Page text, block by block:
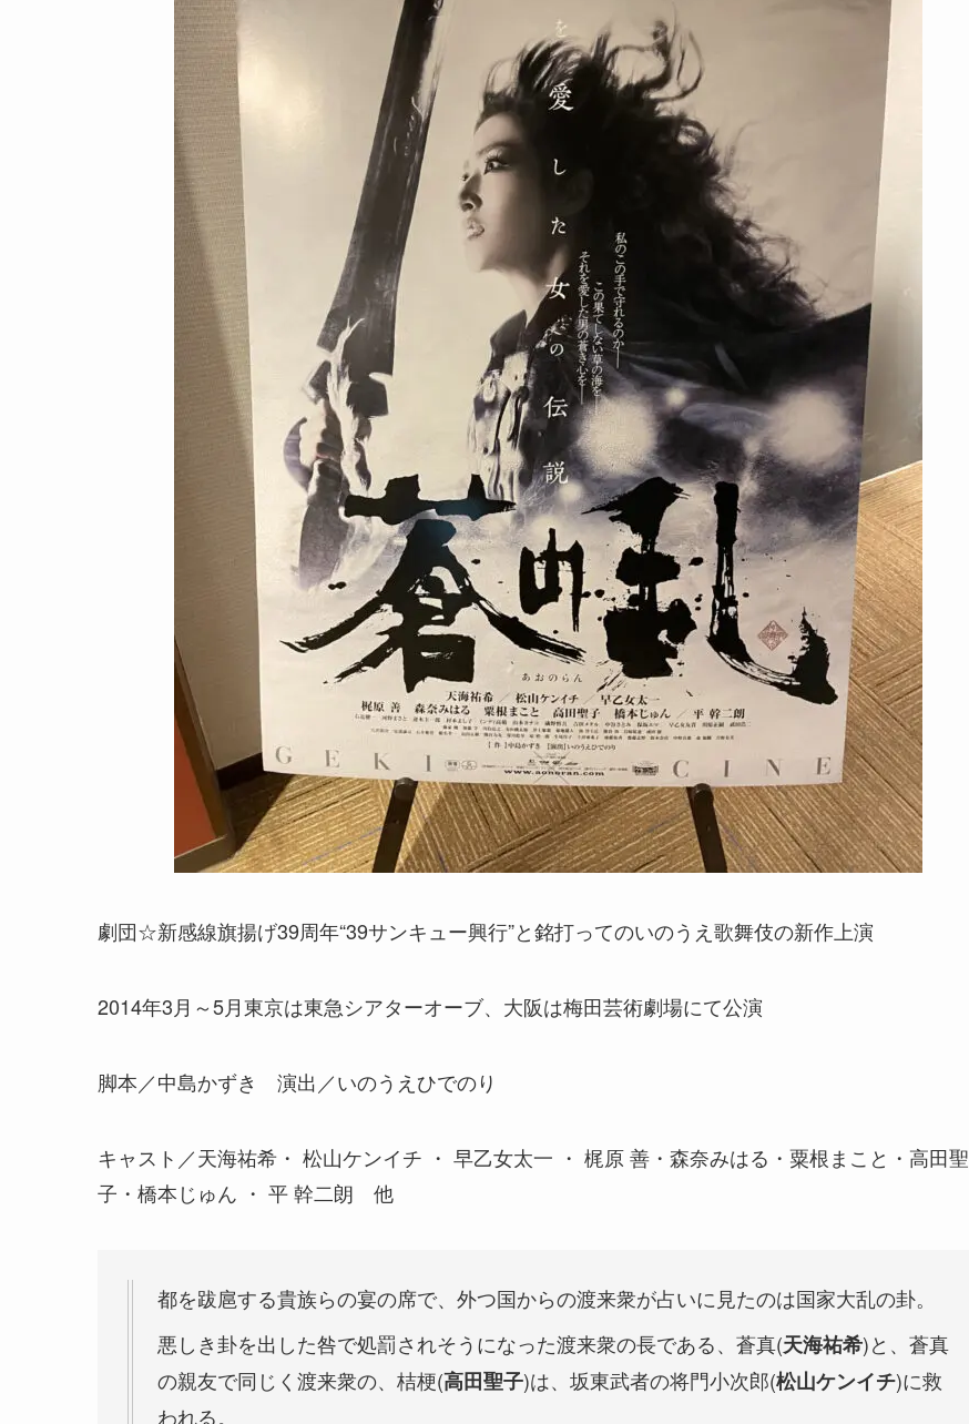
劇団☆新感線旗揚げ39周年“39サンキュー興行”と銘打ってのいのうえ歌舞伎の新作上演
2014年3月～5月東京は東急シアターオーブ、大阪は梅田芸術劇場にて公演
脚本／中島かずき 演出／いのうえひでのり
キャスト／天海祐希・ 松山ケンイチ ・ 早乙女太一 ・ 梶原 善・森奈みはる・粟根まこと・高田聖
子・橋本じゅん ・ 平 幹二朗 他
都を跋扈する貴族らの宴の席で、外つ国からの渡来衆が占いに見たのは国家大乱の卦。
悪しき卦を出した咎で処罰されそうになった渡来衆の長である、蒼真(天海祐希)と、蒼真
の親友で同じく渡来衆の、桔梗(高田聖子)は、坂東武者の将門小次郎(松山ケンイチ)に救
われる。